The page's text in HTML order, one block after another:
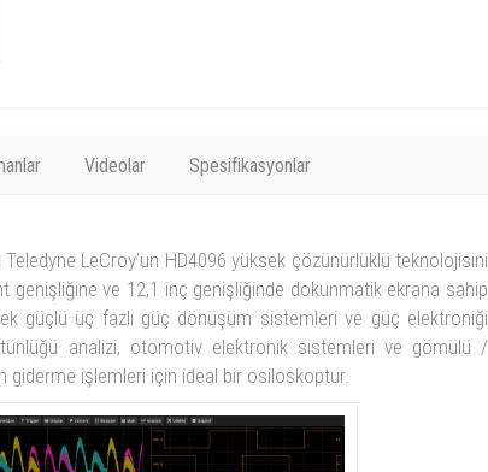
Videolar Spesifikasyonlar
LeCroy’un HD4096 yüksek çözünürlüklü teknolojisini
genişliğine ve 12,1 inç genişliğinde dokunmatik ekrana sahip
güçlü üç fazlı güç dönüşüm sistemleri ve güç elektroniği
analizi, otomotiv elektronik sistemleri ve gömülü /
giderme işlemleri için ideal bir osiloskoptur.